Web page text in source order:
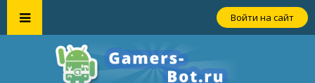
Войти на сайт